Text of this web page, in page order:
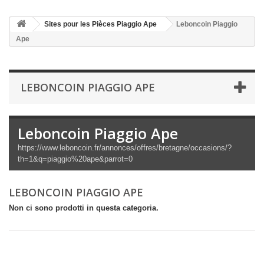
Sites pour les Pièces Piaggio Ape
Leboncoin Piaggio
Ape
LEBONCOIN PIAGGIO APE
Leboncoin Piaggio Ape
https://www.leboncoin.fr/annonces/offres/bretagne/occasions/?
th=1&q=piaggio%20ape&parrot=0
LEBONCOIN PIAGGIO APE
Non ci sono prodotti in questa categoria.